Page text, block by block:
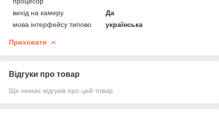
вихід на камеру
Да
мова інтерфейсу типово
українська
Приховати
Відгуки про товар
Ще немає відгуків про цей товар